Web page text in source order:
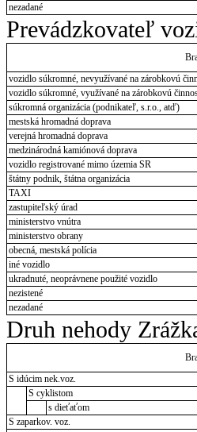
nezadané
Prevádzkovateľ
vozidlo súkromné, nevyužívané na zárobkovú
vozidlo súkromné, využívané na zárobkovú
súkromná organizácia (podnikateľ, s.r.o., atď)
mestská hromadná doprava
verejná hromadná doprava
medzinárodná kamiónová doprava
vozidlo registrované mimo územia SR
štátny podnik, štátna organizácia
TAXI
zastupiteľský úrad
ministerstvo vnútra
ministerstvo obrany
obecná, mestská polícia
iné vozidlo
ukradnuté, neoprávnene použité vozidlo
nezistené
nezadané
Druh nehody
S idúcim nek.voz.
S cyklistom
s dieťaťom
S zaparkov. voz.